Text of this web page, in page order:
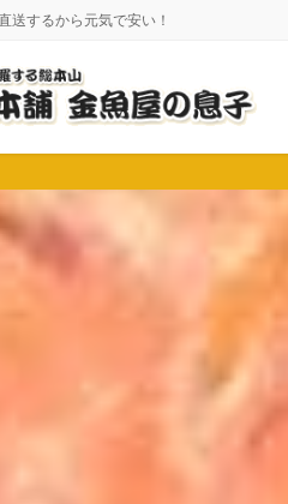
送するから元気で安い！